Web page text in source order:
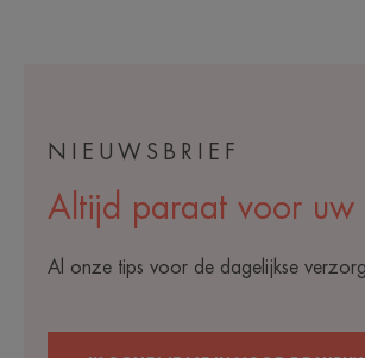
NIEUWSBRIEF
Altijd paraat voor uw
Al onze tips voor de dagelijkse